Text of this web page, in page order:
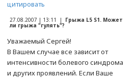
цитировать
27.08.2007 | 13:11 | Грыжа L5 S1. Может
ли грыжа "гулять"?
Уважаемый Сергей!
В Вашем случае все зависит от
интенсивности болевого синдрома
и других проявлений. Если Ваше